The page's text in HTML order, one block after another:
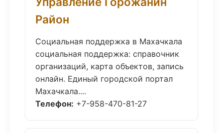
Район
Социальная поддержка в Махачкала
социальная поддержка: справочник
организаций, карта объектов, запись
онлайн. Единый городской портал
Махачкала....
Телефон: +7-958-470-81-27